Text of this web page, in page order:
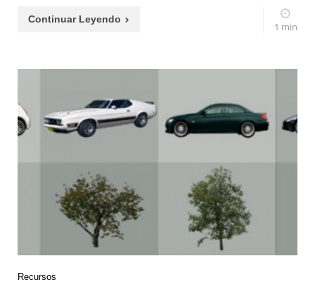
Continuar Leyendo
1 min
Recursos